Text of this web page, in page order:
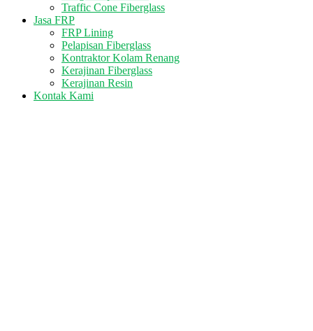
Traffic Cone Fiberglass
Jasa FRP
FRP Lining
Pelapisan Fiberglass
Kontraktor Kolam Renang
Kerajinan Fiberglass
Kerajinan Resin
Kontak Kami